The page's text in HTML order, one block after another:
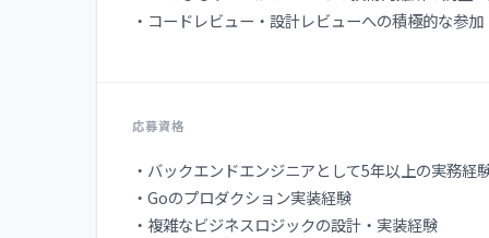
・コードレビュー・設計レビューへの積極的な参加
応募資格
・バックエンドエンジニアとして5年以上の実務経
・Goのプロダクション実装経験
・複雑なビジネスロジックの設計・実装経験